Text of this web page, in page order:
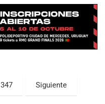
347 Siguiente